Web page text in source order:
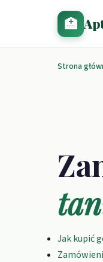
🏥
Strona
Jak kupić